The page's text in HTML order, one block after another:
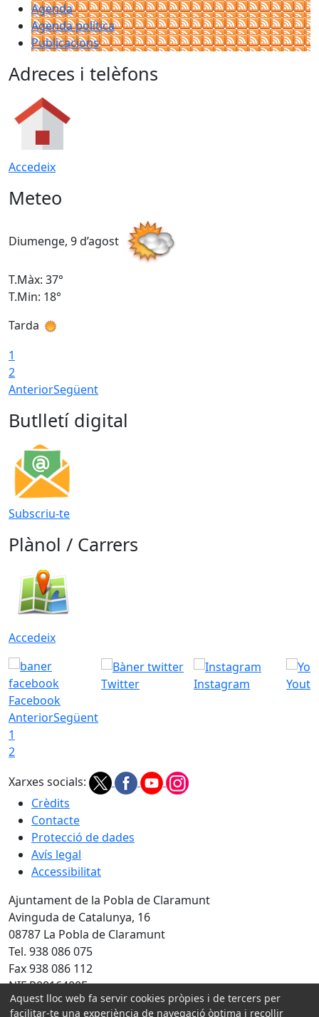
Agenda
Agenda política
Publicacions
Adreces i telèfons
Accedeix
Meteo
Diumenge, 9 d’agost
T.Màx: 37°
T.Min: 18°
Tarda
1
2
AnteriorSegüent
Butlletí digital
Subscriu-te
Plànol / Carrers
Accedeix
Facebook
Twitter Instagram
AnteriorSegüent
1
2
Xarxes socials:
Crèdits
Contacte
Protecció de dades
Avís legal
Accessibilitat
Ajuntament de la Pobla de Claramunt
Avinguda de Catalunya, 16
08787 La Pobla de Claramunt
Tel. 938 086 075
Fax 938 086 112
NIF P0816400F
Aquest lloc web fa servir cookies pròpies i de tercers per
facilitar-te una experiència de navegació òptima i recollir